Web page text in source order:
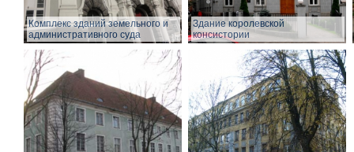
Комплекс зданий земельного и
административного суда
Здание королевской
консистории